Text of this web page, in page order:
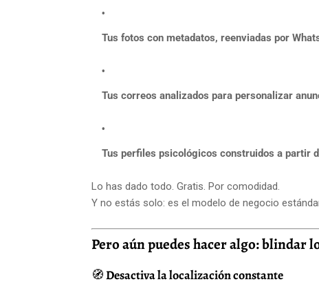
Tus fotos con metadatos, reenviadas por
Tus correos analizados para personalizar
Tus perfiles psicológicos construidos a partir
Lo has dado todo. Gratis. Por comodidad.
Y no estás solo: es el modelo de negocio
Pero aún puedes hacer algo: blindar
🧭Desactiva la localización constante